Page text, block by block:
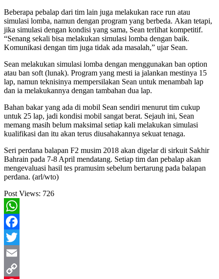
Beberapa pebalap dari tim lain juga melakukan race run atau
simulasi lomba, namun dengan program yang berbeda. Akan tetapi,
jika simulasi dengan kondisi yang sama, Sean terlihat kompetitif.
“Senang sekali bisa melakukan simulasi lomba dengan baik.
Komunikasi dengan tim juga tidak ada masalah,” ujar Sean.
Sean melakukan simulasi lomba dengan menggunakan ban option
atau ban soft (lunak). Program yang mesti ia jalankan mestinya 15
lap, namun teknisinya mempersilakan Sean untuk menambah lap
dan ia melakukannya dengan tambahan dua lap.
Bahan bakar yang ada di mobil Sean sendiri menurut tim cukup
untuk 25 lap, jadi kondisi mobil sangat berat. Sejauh ini, Sean
memang masih belum maksimal setiap kali melakukan simulasi
kualifikasi dan itu akan terus diusahakannya sekuat tenaga.
Seri perdana balapan F2 musim 2018 akan digelar di sirkuit Sakhir
Bahrain pada 7-8 April mendatang. Setiap tim dan pebalap akan
mengevaluasi hasil tes pramusim sebelum bertarung pada balapan
perdana. (arl/wto)
Post Views: 726
WhatsApp
Facebook
Twitter
Email